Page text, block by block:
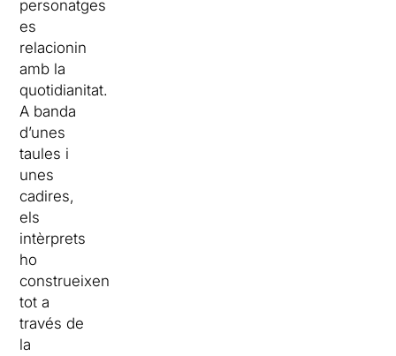
personatges
es
relacionin
amb la
quotidianitat.
A banda
d’unes
taules i
unes
cadires,
els
intèrprets
ho
construeixen
tot a
través de
la